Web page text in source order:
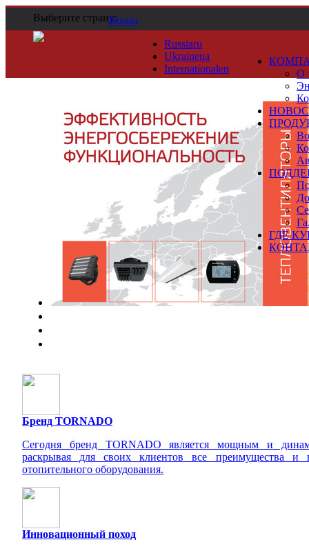
Выберите страну:Russia
Russiaru
Ukraineua
Internationalen
О
ГДЕ
Бренд TORNADO
Сегодня бренд TORNADO является мощным и
раскрывая для своих клиентов все преимущества и
отопительного оборудования.
Инновационный поход